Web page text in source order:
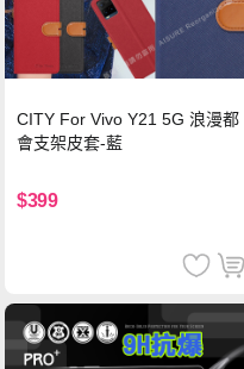
CITY For Vivo Y21 5G 浪漫都
會支架皮套-藍
$399